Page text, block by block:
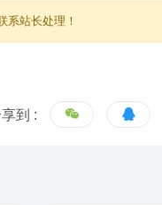
系站长处理！
到 :